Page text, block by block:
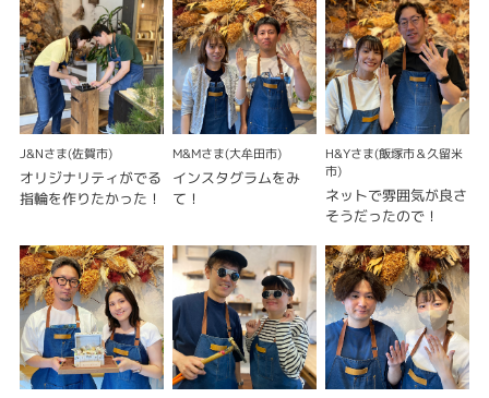
J&Nさま(佐賀市)
オリジナリティがでる
指輪を作りたかった！
M&Mさま(大牟田市)
インスタグラムをみ
て！
H&Yさま(飯塚市＆久留米
市)
ネットで雰囲気が良さ
そうだったので！